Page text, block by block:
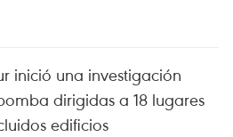
inició una investigación
dirigidas a 18 lugares
edificios